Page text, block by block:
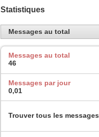
Statistiques
Messages au total
Messages au total
46
Messages par jour
0,01
Trouver tous les messages